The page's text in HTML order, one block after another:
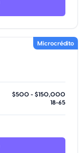
Microcrédito
$500 - $150,000
18-65